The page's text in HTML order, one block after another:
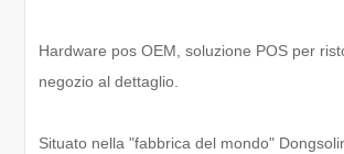
Hardware pos OEM, soluzione POS per
negozio al dettaglio.
Situato nella "fabbrica del mondo" Dongsol